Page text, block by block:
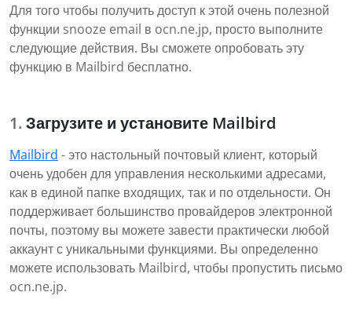
Для того чтобы получить доступ к этой очень полезной
функции snooze email в ocn.ne.jp, просто выполните
следующие действия. Вы сможете опробовать эту
функцию в Mailbird бесплатно.
Загрузите и установите Mailbird
Mailbird - это настольный почтовый клиент, который
очень удобен для управления несколькими адресами,
как в единой папке входящих, так и по отдельности. Он
поддерживает большинство провайдеров электронной
почты, поэтому вы можете завести практически любой
аккаунт с уникальными функциями. Вы определенно
можете использовать Mailbird, чтобы пропустить письмо
ocn.ne.jp.